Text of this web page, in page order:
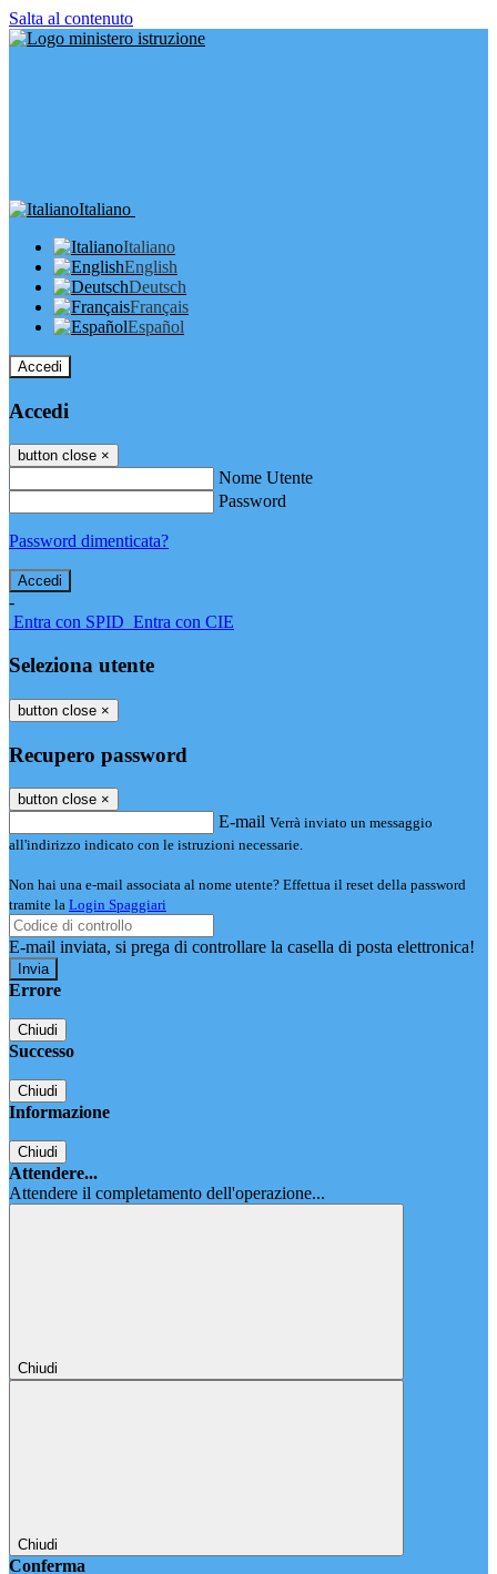
Salta al contenuto
Italiano
Italiano
English
Deutsch
Français
Español
Accedi
Accedi
button close ×
Nome Utente
Password
Password dimenticata?
-
Entra con SPID Entra con CIE
Seleziona utente
button close ×
Recupero password
button close ×
E-mail Verrà inviato un messaggio
all'indirizzo indicato con le istruzioni necessarie.
Non hai una e-mail associata al nome utente? Effettua il reset della password
tramite la Login Spaggiari
E-mail inviata, si prega di controllare la casella di posta elettronica!
Errore
Chiudi
Successo
Chiudi
Informazione
Chiudi
Attendere...
Attendere il completamento dell'operazione...
Chiudi
Chiudi
Conferma